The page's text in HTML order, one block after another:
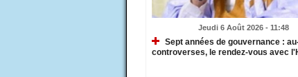
Jeudi 6 Août 2026 - 11:48
Sept années de gouvernance :
controverses, le rendez-vous avec